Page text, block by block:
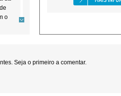
o
Seja o primeiro a comentar.